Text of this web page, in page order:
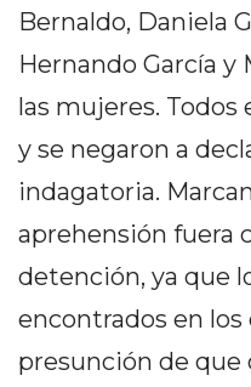
ZÁRATE
NOTICIAS
CAMPANA
EXALTACIÓN
DE
CRUZ
COLÓN
(BUENOS
Bernaldo, Daniela
Hernando García y
las mujeres.
y se negaron a
indagatoria.
aprehensión fuera
detención, ya que
encontrados en
presunción de que